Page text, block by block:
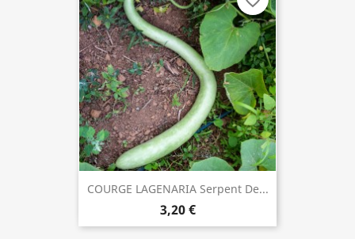
COURGE LAGENARIA Serpent De...
3,20 €